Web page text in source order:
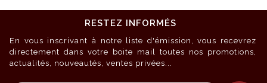
RESTEZ INFORMÉS
En vous inscrivant à notre liste d'émission, vous recevrez
directement dans votre boite mail toutes nos promotions,
actualités, nouveautés, ventes privées...